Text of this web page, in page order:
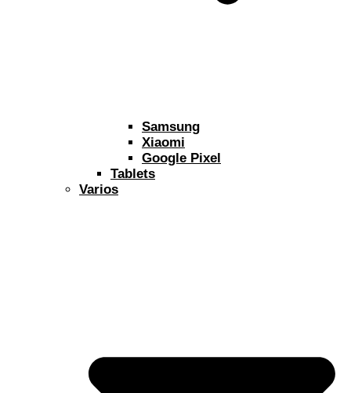
Samsung
Xiaomi
Google Pixel
Tablets
Varios